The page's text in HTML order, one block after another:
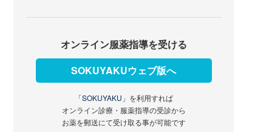
オンライン服薬指導を受ける
SOKUYAKUウェブ版へ
「SOKUYAKU」 を利用すれば
オンライン診療・服薬指導の受診から
お薬を郵送にて受け取る事が可能です